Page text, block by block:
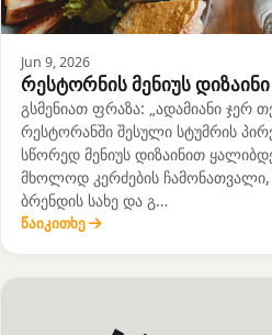
Jun 9, 2026
რესტორნის მენიუს დიზაინი
გსმენიათ ფრაზა: „ადამიანი ჯერ
რესტორანში შესული სტუმრის
სწორედ მენიუს დიზაინით
მხოლოდ კერძების ჩამონათვალი,
ბრენდის სახე და გ…
წაიკითხე